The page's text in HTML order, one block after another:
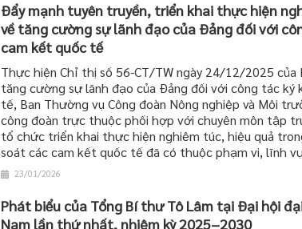
Đẩy mạnh tuyên truyền, triển khai thực hiện
về tăng cường sự lãnh đạo của Đảng đối với
cam kết quốc tế
Thực hiện Chỉ thị số 56-CT/TW ngày 24/12/2025
tăng cường sự lãnh đạo của Đảng đối với công tác
tế, Ban Thường vụ Công đoàn Nông nghiệp và Môi
công đoàn trực thuộc phối hợp với chuyên môn tập
tổ chức triển khai thực hiện nghiêm túc, hiệu quả
soát các cam kết quốc tế đã có thuộc phạm vi, lĩnh
23/01/2026
Phát biểu của Tổng Bí thư Tô Lâm tại Đại hội
Nam lần thứ nhất, nhiệm kỳ 2025–2030